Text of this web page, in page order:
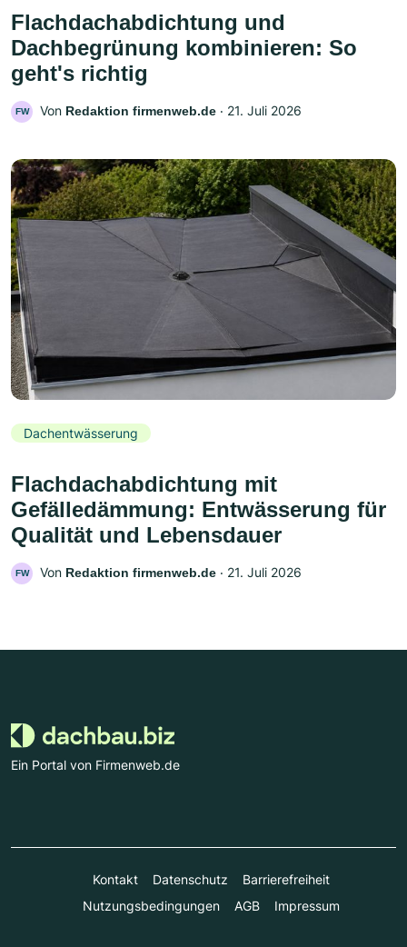
Flachdachabdichtung und
Dachbegrünung kombinieren: So
geht's richtig
FW Von Redaktion firmenweb.de ‧ 21. Juli 2026
Dachentwässerung
Flachdachabdichtung mit
Gefälledämmung: Entwässerung für
Qualität und Lebensdauer
FW Von Redaktion firmenweb.de ‧ 21. Juli 2026
Ein Portal von Firmenweb.de
Kontakt Datenschutz
Barrierefreiheit
Nutzungsbedingungen
AGB Impressum